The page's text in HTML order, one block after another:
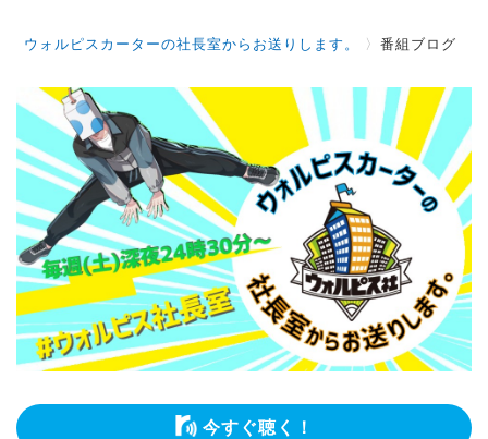
ウォルピスカーターの社長室からお送りします。 〉番組ブログ
今すぐ聴く！